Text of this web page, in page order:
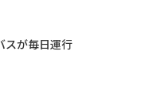
スが毎日運行